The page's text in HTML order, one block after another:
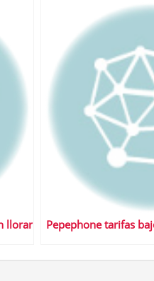
llorar
Pepephone tarifas